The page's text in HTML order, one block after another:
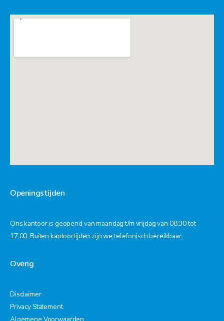
Openingstijden
Ons kantoor is geopend van maandag t/m vrijdag van 08:30 tot
17:00. Buiten kantoortijden zijn we telefonisch bereikbaar.
Overig
Disclaimer
Privacy Statement